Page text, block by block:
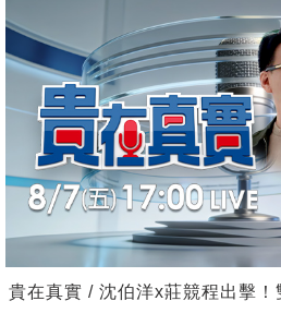
貴在真實 / 沈伯洋x莊競程出擊！